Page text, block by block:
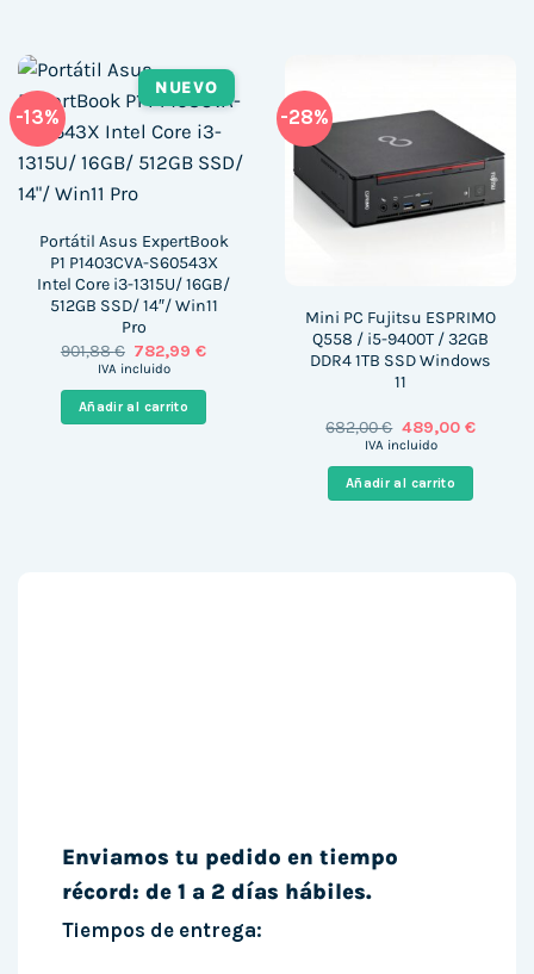
-13%
NUEVO
Portátil Asus ExpertBook
P1 P1403CVA-S60543X
Intel Core i3-1315U/ 16GB/
512GB SSD/ 14″/ Win11
Pro
901,88€ El
precio
era:
901,88 €.
782,99€El
es:
782,99 €.
IVA incluido
Añadir al carrito
-28%
Mini PC Fujitsu ESPRIMO
Q558 / i5-9400T / 32GB
DDR4 1TB SSD Windows
11
682,00€ El
precio
era:
682,00 €.
489,00 €El
IVA incluido
Añadir al carrito
Enviamos tu pedido en tiempo
récord: de 1 a 2 días hábiles.
Tiempos de entrega: